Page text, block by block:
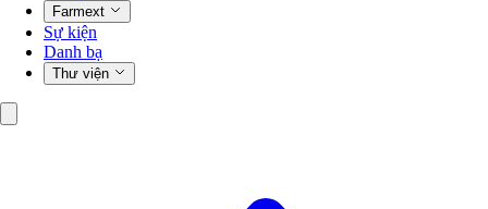
Farmext
Sự kiện
Danh bạ
Thư viện